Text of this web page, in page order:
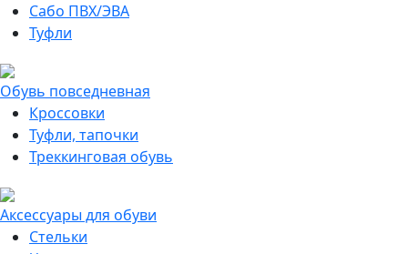
Сабо ПВХ/ЭВА
Туфли
Обувь повседневная
Кроссовки
Туфли, тапочки
Треккинговая обувь
Аксессуары для обуви
Стельки